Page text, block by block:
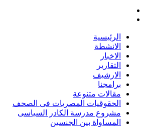
الرئيسية
الانشطة
الاخبار
التقارير
الارشيف
برامجنا
مقالات متنوعة
الحقوقيات المصريات فى الصحف
مشروع مدرسة الكادر السياسى
المساواة بين الجنسين